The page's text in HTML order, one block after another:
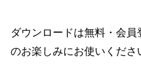
ダウンロードは無料・会員
のお楽しみにお使いくださ